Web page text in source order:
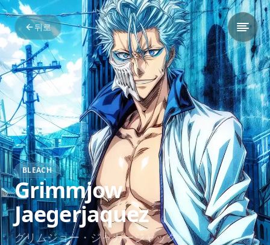
뒤로
BLEACH
Grimmjow
Jaegerjaquez
グリムジョー・ジャガージャック